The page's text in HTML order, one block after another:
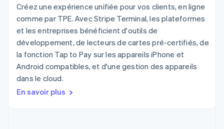
Link
accélérés
Financial
Connections
Comptes
financiers
associés
Économie des
créateurs
Jeux
Hôtellerie, voyages et
loisirs
Assurance
Médias et
divertissements
Services aux
Ressources
Intégrations
d'applications
Exemples de code
Blog des développeurs
Contact
Contacter notre équipe
Devenir partenaire
Créez une expérience unifiée pour vos clients, en ligne
comme par TPE. Avec Stripe Terminal, les plateformes
et les entreprises bénéficient d'outils de
développement, de lecteurs de cartes pré-certifiés, de
la fonction Tap to Pay sur les appareils iPhone et
Android compatibles, et d'une gestion des appareils
dans le cloud.
En savoir plus